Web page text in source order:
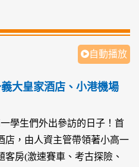
自動播放
大皇家酒店、小港機場
學生們外出參訪的日子！首
店，由人資主管帶領著小高一
房(激速賽車、考古探險、